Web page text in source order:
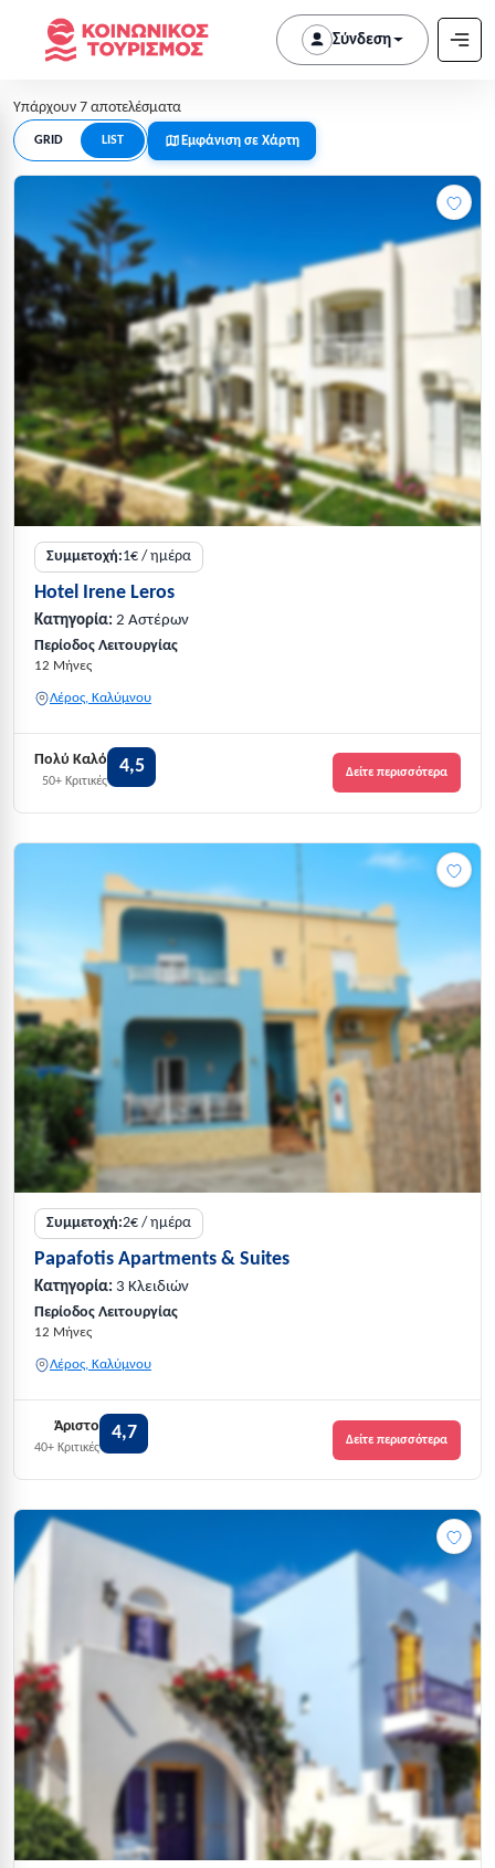
Σύνδεση
Υπάρχουν 7 αποτελέσματα
GRID LIST Εμφάνιση σε Χάρτη
Συμμετοχή:1€ / ημέρα
Hotel Irene Leros
Κατηγορία: 2 Αστέρων
Περίοδος Λειτουργίας
12 Μήνες
Λέρος, Καλύμνου
Πολύ Καλό
50+ Κριτικές
4,5 Δείτε περισσότερα
Συμμετοχή:2€ / ημέρα
Papafotis Apartments & Suites
Κατηγορία: 3 Κλειδιών
Περίοδος Λειτουργίας
12 Μήνες
Λέρος, Καλύμνου
Άριστο
40+ Κριτικές
4,7 Δείτε περισσότερα